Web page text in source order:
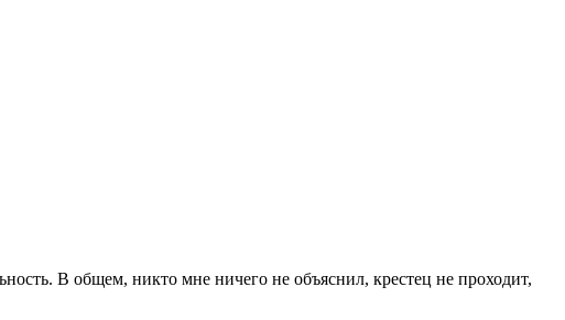
В общем, никто мне ничего не объяснил, крестец не проходит,